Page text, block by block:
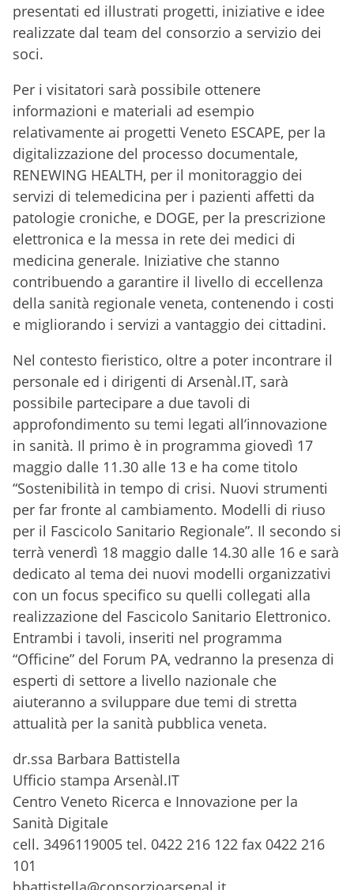
presentati ed illustrati progetti, iniziative e idee
realizzate dal team del consorzio a servizio dei
soci.
Per i visitatori sarà possibile ottenere
informazioni e materiali ad esempio
relativamente ai progetti Veneto ESCAPE, per la
digitalizzazione del processo documentale,
RENEWING HEALTH, per il monitoraggio dei
servizi di telemedicina per i pazienti affetti da
patologie croniche, e DOGE, per la prescrizione
elettronica e la messa in rete dei medici di
medicina generale. Iniziative che stanno
contribuendo a garantire il livello di eccellenza
della sanità regionale veneta, contenendo i costi
e migliorando i servizi a vantaggio dei cittadini.
Nel contesto fieristico, oltre a poter incontrare il
personale ed i dirigenti di Arsenàl.IT, sarà
possibile partecipare a due tavoli di
approfondimento su temi legati all’innovazione
in sanità. Il primo è in programma giovedì 17
maggio dalle 11.30 alle 13 e ha come titolo
“Sostenibilità in tempo di crisi. Nuovi strumenti
per far fronte al cambiamento. Modelli di riuso
per il Fascicolo Sanitario Regionale”. Il secondo si
terrà venerdì 18 maggio dalle 14.30 alle 16 e sarà
dedicato al tema dei nuovi modelli organizzativi
con un focus specifico su quelli collegati alla
realizzazione del Fascicolo Sanitario Elettronico.
Entrambi i tavoli, inseriti nel programma
“Officine” del Forum PA, vedranno la presenza di
esperti di settore a livello nazionale che
aiuteranno a sviluppare due temi di stretta
attualità per la sanità pubblica veneta.
dr.ssa Barbara Battistella
Ufficio stampa Arsenàl.IT
Centro Veneto Ricerca e Innovazione per la
Sanità Digitale
cell. 3496119005 tel. 0422 216 122 fax 0422 216
101